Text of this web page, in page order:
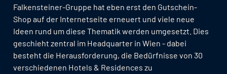
Falkensteiner-Gruppe hat eben erst den Gutschein-
Shop auf der Internetseite erneuert und viele neue
Ideen rund um diese Thematik werden umgesetzt. Dies
geschieht zentral im Headquarter in Wien - dabei
besteht die Herausforderung, die Bedürfnisse von 30
verschiedenen Hotels & Residences zu